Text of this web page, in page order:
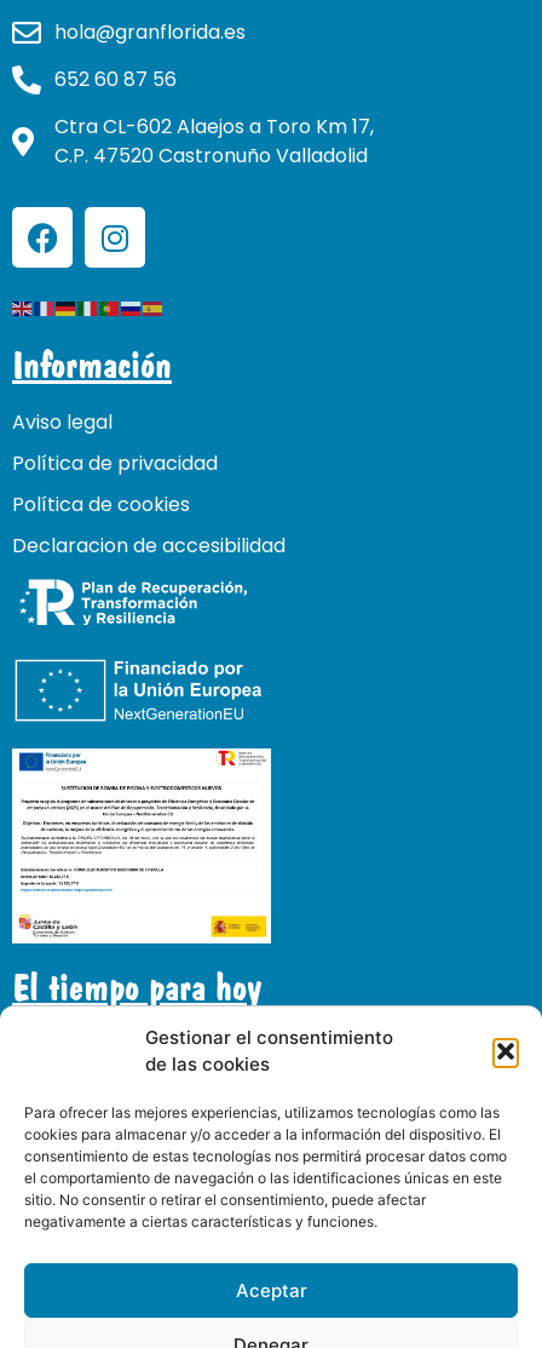
Gestionar el consentimiento
de las cookies
Para ofrecer las mejores experiencias, utilizamos tecnologías como las
cookies para almacenar y/o acceder a la información del dispositivo. El
consentimiento de estas tecnologías nos permitirá procesar datos como
el comportamiento de navegación o las identificaciones únicas en este
sitio. No consentir o retirar el consentimiento, puede afectar
negativamente a ciertas características y funciones.
Aceptar
hola@granflorida.es
652 60 87 56
Ctra CL-602 Alaejos a Toro Km 17,
C.P. 47520 Castronuño Valladolid
Información
Aviso legal
Política de privacidad
Política de cookies
Declaracion de accesibilidad
El tiempo para hoy
Gran Florida
24°C Cielo claro
11:00
24°C
14:00
30°C
17:00
34°C
20:00
33°C
23:00
27°C
02:00
23°C
05:00
21°C